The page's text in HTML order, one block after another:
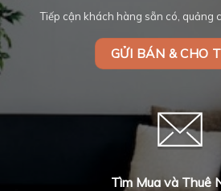
Tiếp cận khách hàng sẵn có, quảng
GỬI BÁN & CHO
Tìm Mua và Thuê